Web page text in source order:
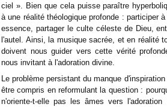
ciel ». Bien que cela puisse paraître
à une réalité théologique profonde : participer
essence, partager le culte céleste de Dieu,
l'autel. Ainsi, la musique sacrée, et en réalité
doivent nous guider vers cette vérité
nous invitant à l'adoration divine.
Le problème persistant du manque
être compris en reformulant la question :
n'oriente-t-elle pas les âmes vers